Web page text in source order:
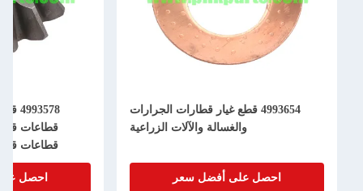
4993654 قطع غيار قطارات الجرارات
والغسالة والآلات الزراعية
احصل على أفضل سعر
قطاعات
قطاعات
احصل